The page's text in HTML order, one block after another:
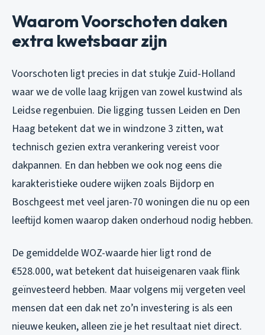
Waarom Voorschoten daken
extra kwetsbaar zijn
Voorschoten ligt precies in dat stukje Zuid-Holland
waar we de volle laag krijgen van zowel kustwind als
Leidse regenbuien. Die ligging tussen Leiden en Den
Haag betekent dat we in windzone 3 zitten, wat
technisch gezien extra verankering vereist voor
dakpannen. En dan hebben we ook nog eens die
karakteristieke oudere wijken zoals Bijdorp en
Boschgeest met veel jaren-70 woningen die nu op een
leeftijd komen waarop daken onderhoud nodig hebben.
De gemiddelde WOZ-waarde hier ligt rond de
€528.000, wat betekent dat huiseigenaren vaak flink
geïnvesteerd hebben. Maar volgens mij vergeten veel
mensen dat een dak net zo’n investering is als een
nieuwe keuken, alleen zie je het resultaat niet direct.